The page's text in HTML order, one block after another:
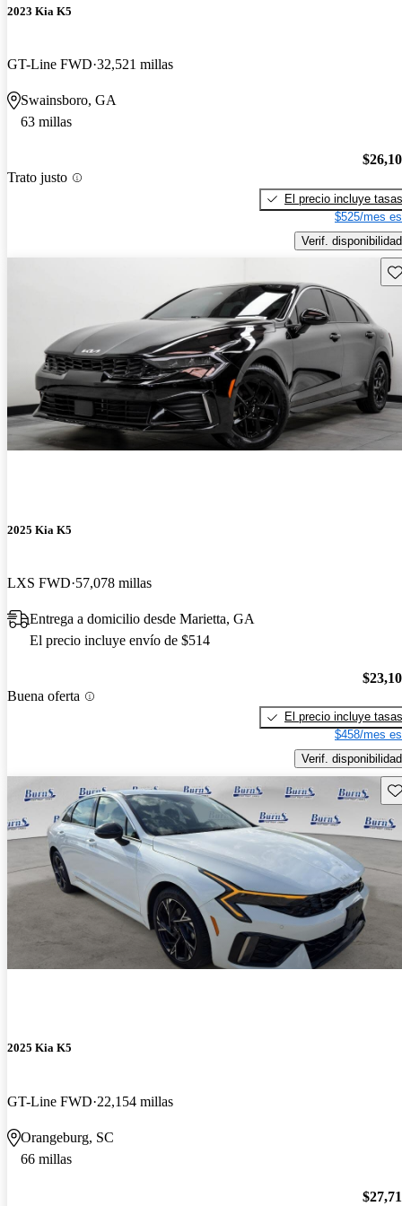
2023 Kia K5
GT-Line FWD 32,521 millas
Swainsboro, GA
63 millas
Trato justo
El precio incluye tasas
$525/mes
Verif. disponibilidad
2025 Kia K5
LXS FWD 57,078 millas
Entrega a domicilio desde Marietta, GA
El precio incluye envío de $514
Buena oferta
El precio incluye tasas
$458/mes
Verif. disponibilidad
2025 Kia K5
GT-Line FWD 22,154 millas
Orangeburg, SC
66 millas